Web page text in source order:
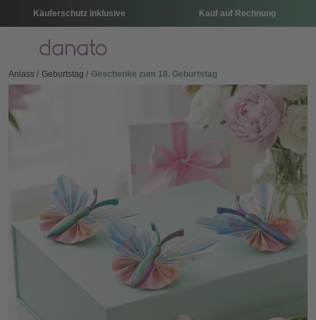
Käuferschutz inklusive Kauf auf Rechnung
Menü
Anlass Geburtstag Geschenke zum 18. Geburtstag